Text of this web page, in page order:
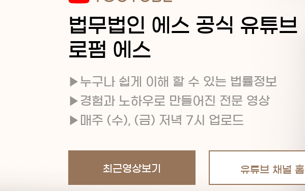
법무법인 에스 공식 유튜브
로펌 에스
누구나 쉽게 이해 할 수 있는 법률정보
경험과 노하우로 만들어진 전문 영상
매주 (수), (금) 저녁 7시 업로드
최근영상보기 유튜브 채널 홈